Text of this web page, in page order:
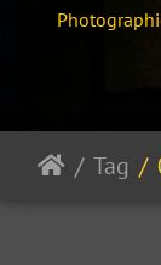
Tag